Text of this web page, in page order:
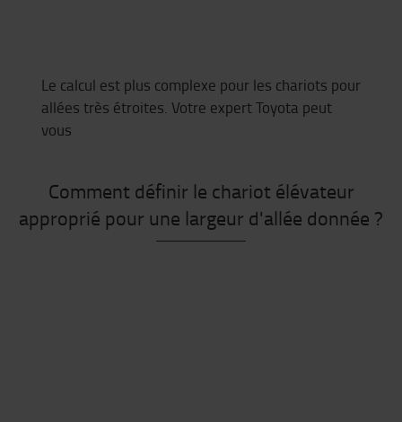
Le calcul est plus complexe pour les chariots pour
allées très étroites. Votre expert Toyota peut
vous
Comment définir le chariot élévateur
approprié pour une largeur d'allée donnée ?